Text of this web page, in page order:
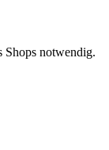
Shops notwendig.